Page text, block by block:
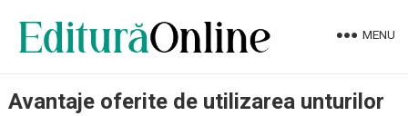
MENU
Avantaje oferite de utilizarea unturilor